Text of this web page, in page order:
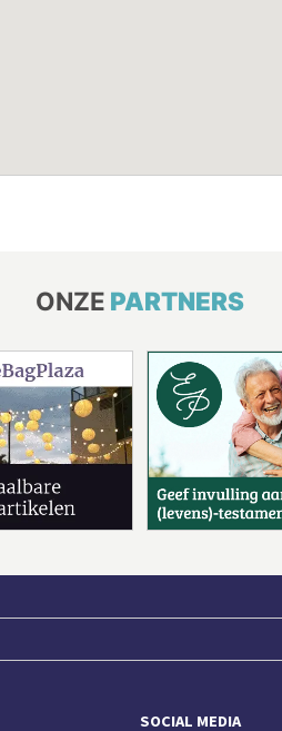
ONZE PARTNERS
SOCIAL MEDIA